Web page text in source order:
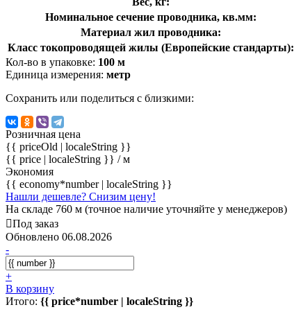
Номинальное сечение проводника, кв.мм:
Материал жил проводника:
Класс токопроводящей жилы (Европейские стандарты):
Кол-во в упаковке: 100 м
Единица измерения: метр
Сохранить или поделиться с близкими:
Розничная цена
{{ priceOld | localeString }}
{{ price | localeString }} / м
Экономия
{{ economy*number | localeString }}
Нашли дешевле? Снизим цену!
На складе 760 м (точное наличие уточняйте у менеджеров)
Под заказ
Обновлено 06.08.2026
-
+
В корзину
Итого: {{ price*number | localeString }}